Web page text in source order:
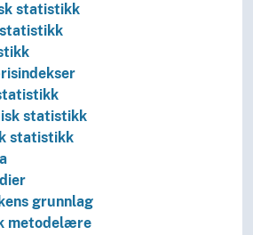
statistikk
statistikk
statistikk
grunnlag
metodelære